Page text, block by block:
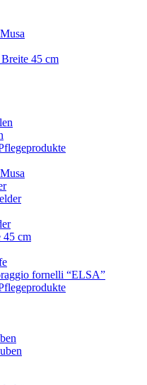
45 cm
45 cm
fornelli “ELSA”